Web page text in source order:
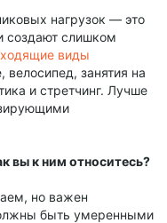
нагрузок — это
создают слишком
виды
занятия на
и стретчинг. Лучше
вы к ним относитесь?
но важен
быть умеренными